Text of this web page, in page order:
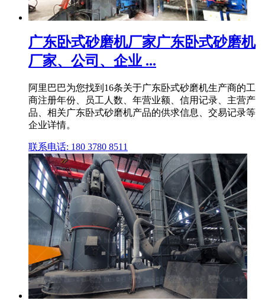
广东卧式砂磨机厂家广东卧式砂磨机
厂家、公司、企业 ...
阿里巴巴为您找到16条关于广东卧式砂磨机生产商的工
商注册年份、员工人数、年营业额、信用记录、主营产
品、相关广东卧式砂磨机产品的供求信息、交易记录等
企业详情。
联系电话: 180 3780 8511